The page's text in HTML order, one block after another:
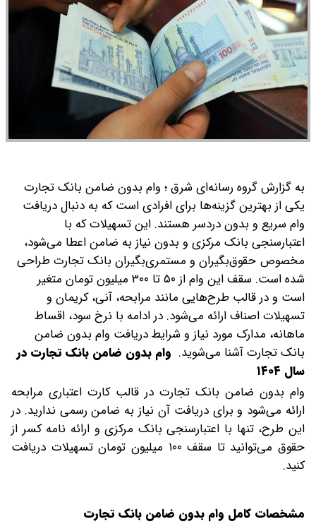
به گزارش گروه رسانه‌ای شرق ؛ وام بدون ضامن بانک تجارت
یکی از بهترین گزینه‌ها برای افرادی است که به دنبال دریافت
وام سریع و بدون دردسر هستند. این تسهیلات که با
اعتبارسنجی بانک مرکزی و بدون نیاز به ضامن اعطا می‌شود،
مخصوص حقوق‌بگیران و مستمری‌بگیران بانک تجارت طراحی
شده است. سقف این وام از ۵۰ تا ۳۰۰ میلیون تومان متغیر
است و در قالب طرح‌هایی مانند مرابحه، آنی، کریمان و
تسهیلات اصناف ارائه می‌شود. در ادامه با نرخ سود، اقساط
ماهانه، مدارک مورد نیاز و شرایط دریافت وام بدون ضامن
بانک تجارت آشنا می‌شوید. وام بدون ضامن بانک تجارت در
سال ۱۴۰۴
وام بدون ضامن بانک تجارت در قالب کارت اعتباری مرابحه
ارائه می‌شود و برای دریافت آن نیاز به ضامن رسمی ندارید. در
این طرح، تنها با اعتبارسنجی بانک مرکزی و ارائه نامه کسر از
حقوق می‌توانید تا سقف ۱۰۰ میلیون تومان تسهیلات دریافت
کنید.
مشخصات کامل وام بدون ضامن بانک تجارت